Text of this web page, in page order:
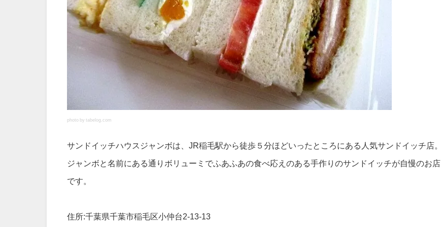
photo by tabelog.com
サンドイッチハウスジャンボは、JR稲毛駅から徒歩５分ほどいったところにある人気サンドイッチ店。
ジャンボと名前にある通りボリューミでふあふあの食べ応えのある手作りのサンドイッチが自慢のお店
です。
住所:千葉県千葉市稲毛区小仲台2-13-13